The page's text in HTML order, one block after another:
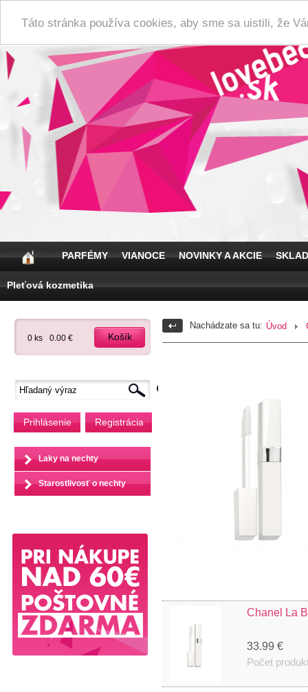
Táto stránka používa cookies, aby sme sa uistili, že
PARFÉMY VIANOCE NOVINKY A AKCIE
Pleťová kozmetika
0 ks 0.00 € Košík
Prihlásenie Registrácia
Laky na nechty
Starostlivosť o nechty
Nachádzate sa tu: Úvod
Chanel La
33.99 €
Počet